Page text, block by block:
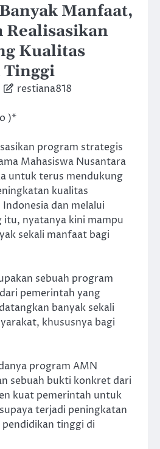
Manfaat,
Realisasikan
Kualitas
Tinggi
restiana818
)*
program strategis
Mahasiswa Nusantara
untuk terus mendukung
kualitas
dan melalui
itu, nyatanya kini mampu
sekali manfaat bagi
sebuah program
pemerintah yang
banyak sekali
khususnya bagi
program AMN
sebuah bukti konkret dari
kuat pemerintah untuk
terjadi peningkatan
tinggi di